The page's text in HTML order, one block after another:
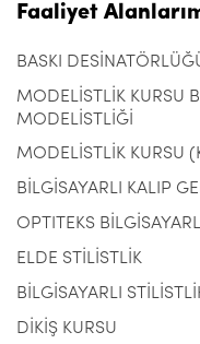
Faaliyet
BASKI
MODELİSTLİK KURSU
MODELİSTLİĞİ
MODELİSTLİK KURSU
BİLGİSAYARLI KALIP
OPTITEKS
ELDE STİLİSTLİK
BİLGİSAYARLI
DİKİŞ KURSU